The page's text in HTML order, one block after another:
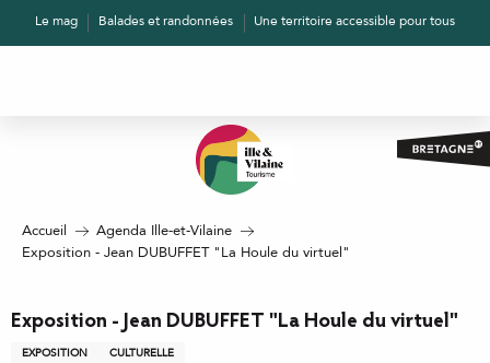
AllerLe mag Balades et randonnées Une territoire accessible pour tous
Accueil
Agenda Ille-et-Vilaine
Exposition - Jean DUBUFFET "La Houle du virtuel"
Exposition - Jean DUBUFFET "La Houle du virtuel"
EXPOSITION CULTURELLE